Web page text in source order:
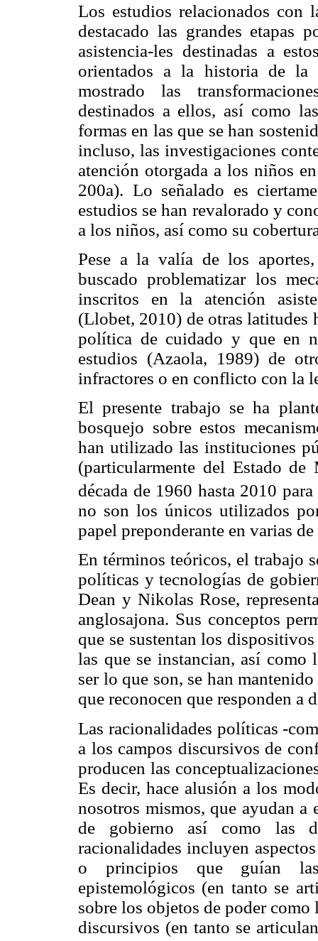
Los estudios relacionados con
destacado las grandes etapas
asistencia-les destinadas a
orientados a la historia de la
mostrado las
destinados a ellos, así como
formas en las que se han
incluso, las investigaciones
atención otorgada a los niños
200a). Lo señalado es
estudios se han revalorado y
a los niños, así como su
Pese a la valía de los
buscado problematizar los
inscritos en la atención
(Llobet, 2010) de otras latitudes
política de cuidado y que en
estudios (Azaola, 1989) de
infractores o en conflicto con la
El presente trabajo se ha
bosquejo sobre estos
han utilizado las instituciones
(particularmente del Estado
década de 1960 hasta 2010
no son los únicos utilizados
papel preponderante en varias de
En términos teóricos, el trabajo
políticas y tecnologías de
Dean y Nikolas Rose,
anglosajona. Sus conceptos
que se sustentan los
las que se instancian, así como
ser lo que son, se han
que reconocen que responden
Las racionalidades políticas -
a los campos discursivos de
producen las
Es decir, hace alusión a los
nosotros mismos, que ayudan
de gobierno así como las
racionalidades incluyen
o principios que guían las
epistemológicos (en tanto se
sobre los objetos de poder
discursivos (en tanto se